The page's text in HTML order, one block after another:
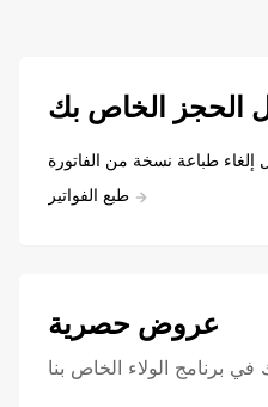
الحجز الخاص بك
طباعة نسخة من الفاتورة
طبع الفواتير
عروض حصرية
برنامج الولاء الخاص بنا